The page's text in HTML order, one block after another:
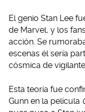
El genio Stan Lee
de Marvel, y los
acción. Se
escenas él sería
cósmica de
Esta teoría fue
Gunn en la película